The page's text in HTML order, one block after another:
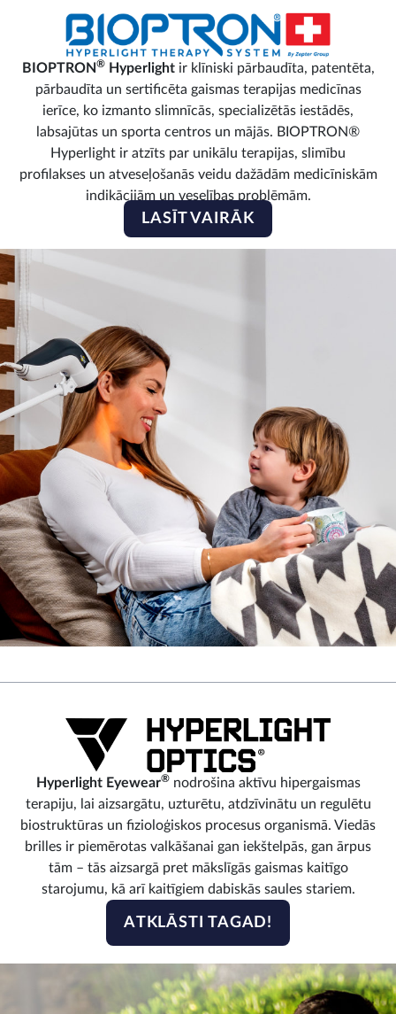
BIOPTRON®Hyperlightir klīniski pārbaudīta, patentēta,
pārbaudīta un sertificēta gaismas terapijas medicīnas
ierīce, ko izmanto slimnīcās, specializētās iestādēs,
labsajūtas un sporta centros un mājās. BIOPTRON®
Hyperlight ir atzīts par unikālu terapijas, slimību
profilakses un atveseļošanās veidu dažādām medicīniskām
indikācijām un veselības problēmām.
LASĪT VAIRĀK
Hyperlight Eyewear®nodrošina aktīvu hipergaismas
terapiju, lai aizsargātu, uzturētu, atdzīvinātu un regulētu
biostruktūras un fizioloģiskos procesus organismā. Viedās
brilles ir piemērotas valkāšanai gan iekštelpās, gan ārpus
tām – tās aizsargā pret mākslīgās gaismas kaitīgo
starojumu, kā arī kaitīgiem dabiskās saules stariem.
ATKLĀSTI TAGAD!